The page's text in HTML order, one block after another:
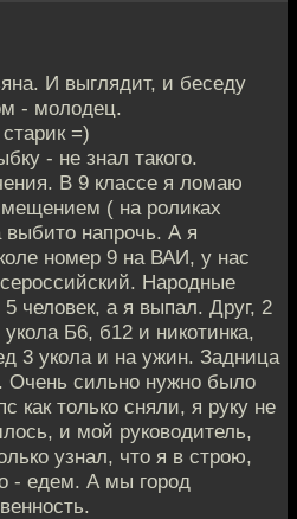
И выглядит, и беседу
- молодец.
=)
- не знал такого.
В 9 классе я ломаю
( на роликах
выбито напрочь. А я
номер 9 на ВАИ, у нас
Народные
человек, а я выпал. Друг, 2
Б6, б12 и никотинка,
3 укола и на ужин. Задница
Очень сильно нужно было
как только сняли, я руку не
и мой руководитель,
узнал, что я в строю,
- едем. А мы город